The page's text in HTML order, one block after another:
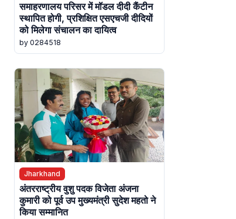
समाहरणालय परिसर में मॉडल दीदी कैंटीन
स्थापित होगी, प्रशिक्षित एसएचजी दीदियों
को मिलेगा संचालन का दायित्व
by 0284518
Jharkhand
अंतरराष्ट्रीय वुशु पदक विजेता अंजना
कुमारी को पूर्व उप मुख्यमंत्री सुदेश महतो ने
किया सम्मानित